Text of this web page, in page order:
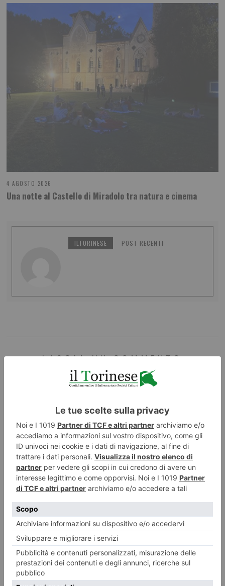
4 AGOSTO 2026
Una notte al Castello di Miradolo tra natura e cinema
ILTORINESE POST RECENTI
LASCIA UN COMMENTO